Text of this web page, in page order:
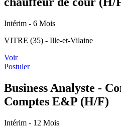
Intérim - 6 Mois
VITRE (35) - Ille-et-Vilaine
Voir
Postuler
Business Analyste -
Comptes E&P (H/F)
Intérim - 12 Mois